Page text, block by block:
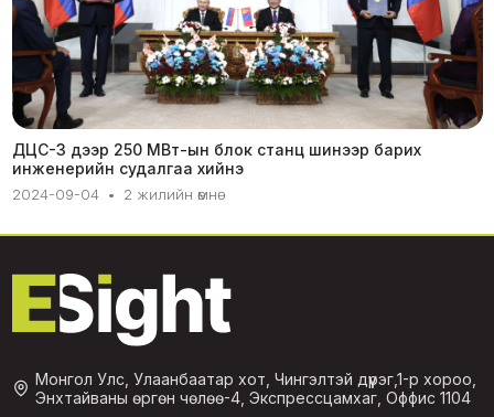
ДЦС-3 дээр 250 МВт-ын блок станц шинээр барих
инженерийн судалгаа хийнэ
2024-09-04 • 2 жилийн өмнө
Монгол Улс, Улаанбаатар хот, Чингэлтэй дүүрэг,1-р хороо,
Энхтайваны өргөн чөлөө-4, Экспрессцамхаг, Оффис 1104